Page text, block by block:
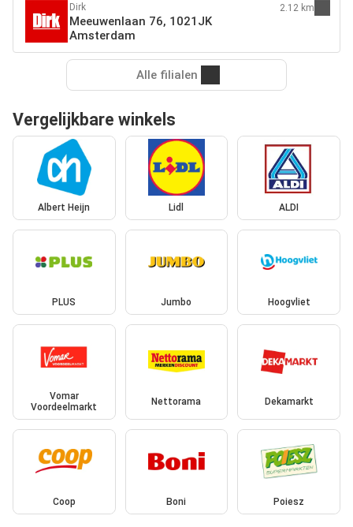
Dirk
Meeuwenlaan 76, 1021JK
Amsterdam
2.12 km
Alle filialen
Vergelijkbare winkels
Albert Heijn Lidl ALDI
PLUS Jumbo Hoogvliet
Vomar
Voordeelmarkt
Nettorama Dekamarkt
Coop Boni Poiesz